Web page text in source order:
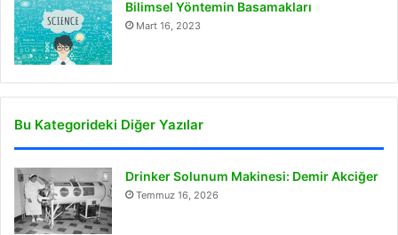
Bilimsel Yöntemin Basamakları
Mart 16, 2023
Bu Kategorideki Diğer Yazılar
Drinker Solunum Makinesi: Demir Akciğer
Temmuz 16, 2026